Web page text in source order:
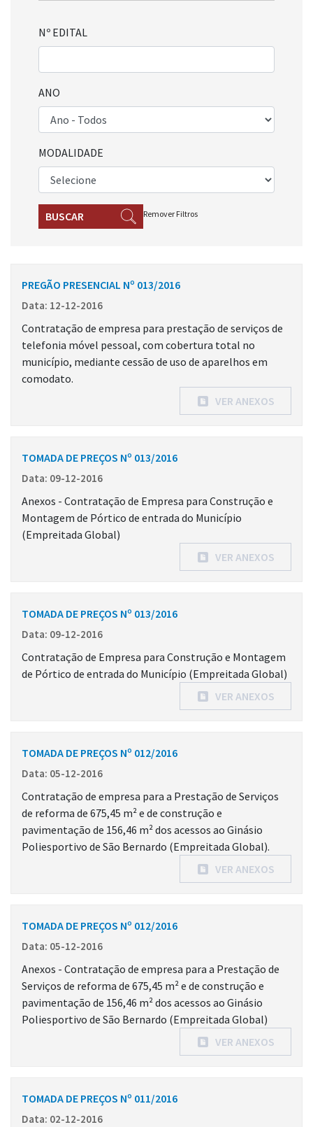
Nº EDITAL
ANO
MODALIDADE
BUSCAR Remover Filtros
PREGÃO PRESENCIAL Nº 013/2016
Data: 12-12-2016
Contratação de empresa para prestação de serviços de
telefonia móvel pessoal, com cobertura total no
município, mediante cessão de uso de aparelhos em
comodato.
VER ANEXOS
TOMADA DE PREÇOS Nº 013/2016
Data: 09-12-2016
Anexos - Contratação de Empresa para Construção e
Montagem de Pórtico de entrada do Município
(Empreitada Global)
VER ANEXOS
TOMADA DE PREÇOS Nº 013/2016
Data: 09-12-2016
Contratação de Empresa para Construção e Montagem
de Pórtico de entrada do Município (Empreitada Global)
VER ANEXOS
TOMADA DE PREÇOS Nº 012/2016
Data: 05-12-2016
Contratação de empresa para a Prestação de Serviços
de reforma de 675,45 m² e de construção e
pavimentação de 156,46 m² dos acessos ao Ginásio
Poliesportivo de São Bernardo (Empreitada Global).
VER ANEXOS
TOMADA DE PREÇOS Nº 012/2016
Data: 05-12-2016
Anexos - Contratação de empresa para a Prestação de
Serviços de reforma de 675,45 m² e de construção e
pavimentação de 156,46 m² dos acessos ao Ginásio
Poliesportivo de São Bernardo (Empreitada Global)
VER ANEXOS
TOMADA DE PREÇOS Nº 011/2016
Data: 02-12-2016